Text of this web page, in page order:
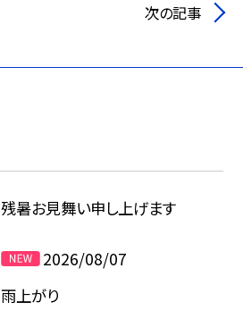
次の記事
残暑お見舞い申し上げます
2026/08/07
雨上がり